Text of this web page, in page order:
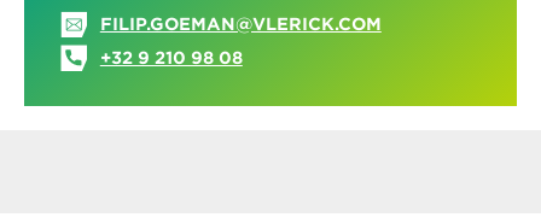
FILIP.GOEMAN@VLERICK.COM
+32 9 210 98 08